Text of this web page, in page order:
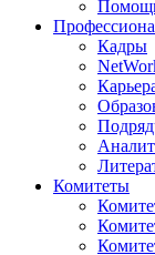
Кадры
Комитеты